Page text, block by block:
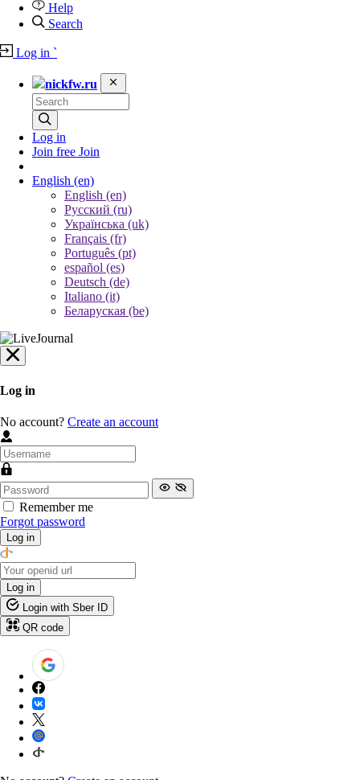
Help
Search
Log in `
nickfw.ru
Log in
Join free Join
English (en)
English (en)
Русский (ru)
Українська (uk)
Français (fr)
Português (pt)
español (es)
Deutsch (de)
Italiano (it)
Беларуская (be)
Log in
No account? Create an account
Remember me
Forgot password
Log in
Log in
Login with Sber ID
QR code